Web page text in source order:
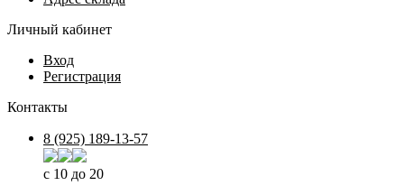
Личный кабинет
Вход
Регистрация
Контакты
8 (925) 189-13-57
с 10 до 20